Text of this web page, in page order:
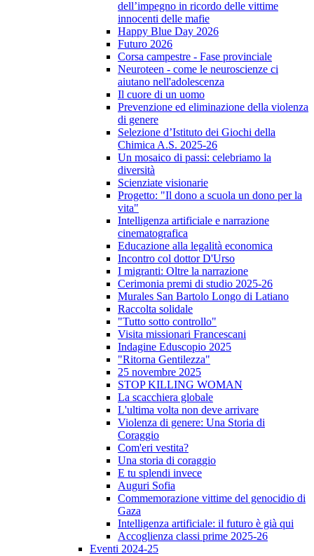
dell’impegno in ricordo delle vittime
innocenti delle mafie
Happy Blue Day 2026
Futuro 2026
Corsa campestre - Fase provinciale
Neuroteen - come le neuroscienze ci
aiutano nell'adolescenza
Il cuore di un uomo
Prevenzione ed eliminazione della violenza
di genere
Selezione d’Istituto dei Giochi della
Chimica A.S. 2025-26
Un mosaico di passi: celebriamo la
diversità
Scienziate visionarie
Progetto: "Il dono a scuola un dono per la
vita"
Intelligenza artificiale e narrazione
cinematografica
Educazione alla legalità economica
Incontro col dottor D'Urso
I migranti: Oltre la narrazione
Cerimonia premi di studio 2025-26
Murales San Bartolo Longo di Latiano
Raccolta solidale
"Tutto sotto controllo"
Visita missionari Francescani
Indagine Eduscopio 2025
"Ritorna Gentilezza"
25 novembre 2025
STOP KILLING WOMAN
La scacchiera globale
L'ultima volta non deve arrivare
Violenza di genere: Una Storia di
Coraggio
Com'eri vestita?
Una storia di coraggio
E tu splendi invece
Auguri Sofia
Commemorazione vittime del genocidio di
Gaza
Intelligenza artificiale: il futuro è già qui
Accoglienza classi prime 2025-26
Eventi 2024-25